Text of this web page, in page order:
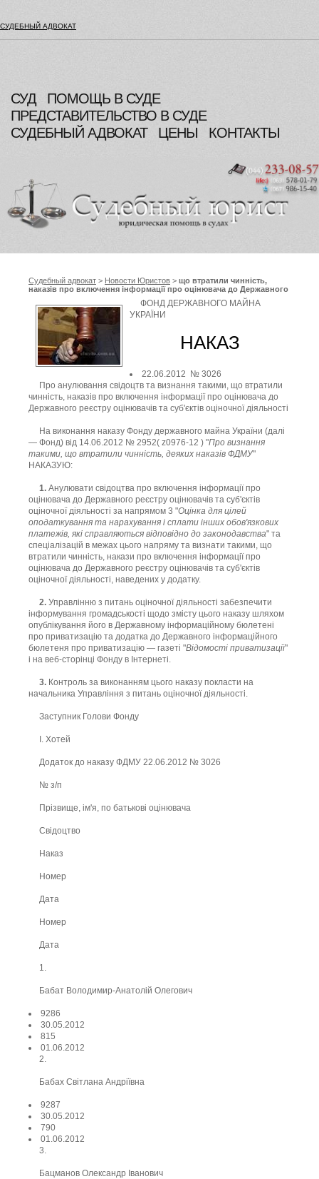
СУДЕБНЫЙ АДВОКАТ
СУД
ПОМОЩЬ В СУДЕ
ПРЕДСТАВИТЕЛЬСТВО В СУДЕ
СУДЕБНЫЙ АДВОКАТ
ЦЕНЫ КОНТАКТЫ
Судебный адвокат > Новости Юристов > що втратили чинність,
наказів про включення інформації про оцінювача до Державного
реєстру оцінювачів та суб'єктів оціночної діяльності, Фонд
державного майна України
ФОНД ДЕРЖАВНОГО МАЙНА
УКРАЇНИ
НАКАЗ
22.06.2012 № 3026
Про анулювання свідоцтв та визнання такими, що втратили
чинність, наказів про включення інформації про оцінювача до
Державного реєстру оцінювачів та суб'єктів оціночної діяльності
На виконання наказу Фонду державного майна України (далі
— Фонд) від 14.06.2012 № 2952( z0976-12 ) "Про визнання
такими, що втратили чинність, деяких наказів ФДМУ"
НАКАЗУЮ:
1. Анулювати свідоцтва про включення інформації про
оцінювача до Державного реєстру оцінювачів та суб'єктів
оціночної діяльності за напрямом 3 "Оцінка для цілей
оподаткування та нарахування і сплати інших обов'язкових
платежів, які справляються відповідно до законодавства" та
спеціалізацій в межах цього напряму та визнати такими, що
втратили чинність, накази про включення інформації про
оцінювача до Державного реєстру оцінювачів та суб'єктів
оціночної діяльності, наведених у додатку.
2. Управлінню з питань оціночної діяльності забезпечити
інформування громадськості щодо змісту цього наказу шляхом
опублікування його в Державному інформаційному бюлетені
про приватизацію та додатка до Державного інформаційного
бюлетеня про приватизацію — газеті "Відомості приватизації"
і на веб-сторінці Фонду в Інтернеті.
3. Контроль за виконанням цього наказу покласти на
начальника Управління з питань оціночної діяльності.
Заступник Голови Фонду
І. Хотей
Додаток до наказу ФДМУ 22.06.2012 № 3026
№ з/п
Прізвище, ім'я, по батькові оцінювача
Свідоцтво
Наказ
Номер
Дата
Номер
Дата
1.
Бабат Володимир-Анатолій Олегович
9286
30.05.2012
815
01.06.2012
2.
Бабах Світлана Андріївна
9287
30.05.2012
790
01.06.2012
3.
Бацманов Олександр Іванович